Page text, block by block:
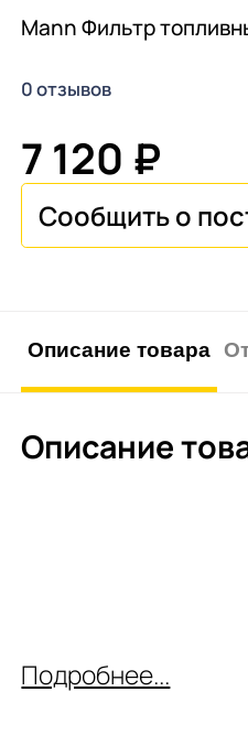
Mann Фильтр
0 отзывов
7 120 ₽
Описание товара
Описание
Подробнее...